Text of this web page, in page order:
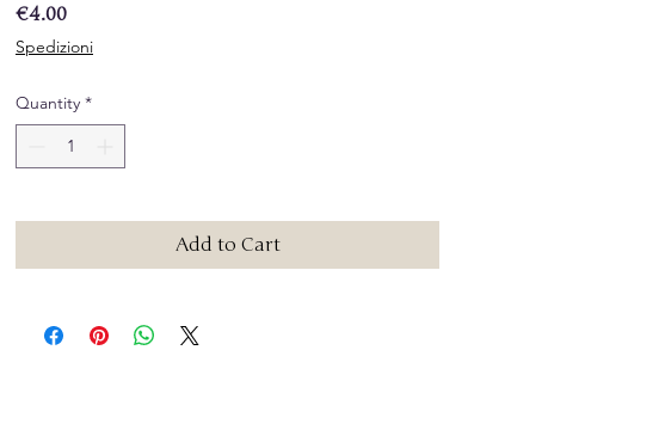
€4.00Price
Spedizioni
Quantity *
Add to Cart